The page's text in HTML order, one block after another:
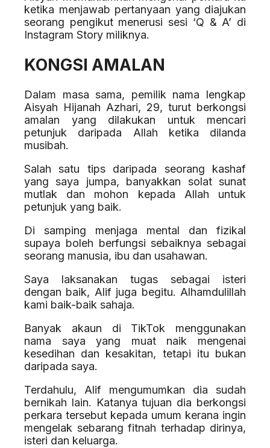
ketika menjawab pertanyaan yang diajukan
seorang pengikut menerusi sesi ‘Q & A’ di
Instagram Story miliknya.
KONGSI AMALAN
Dalam masa sama, pemilik nama lengkap
Aisyah Hijanah Azhari, 29, turut berkongsi
amalan yang dilakukan untuk mencari
petunjuk daripada Allah ketika dilanda
musibah.
Salah satu tips daripada seorang kashaf
yang saya jumpa, banyakkan solat sunat
mutlak dan mohon kepada Allah untuk
petunjuk yang baik.
Di samping menjaga mental dan fizikal
supaya boleh berfungsi sebaiknya sebagai
seorang manusia, ibu dan usahawan.
Saya laksanakan tugas sebagai isteri
dengan baik, Alif juga begitu. Alhamdulillah
kami baik-baik sahaja.
Banyak akaun di TikTok menggunakan
nama saya yang muat naik mengenai
kesedihan dan kesakitan, tetapi itu bukan
daripada saya.
Terdahulu, Alif mengumumkan dia sudah
bernikah lain. Katanya tujuan dia berkongsi
perkara tersebut kepada umum kerana ingin
mengelak sebarang fitnah terhadap dirinya,
isteri dan keluarga.